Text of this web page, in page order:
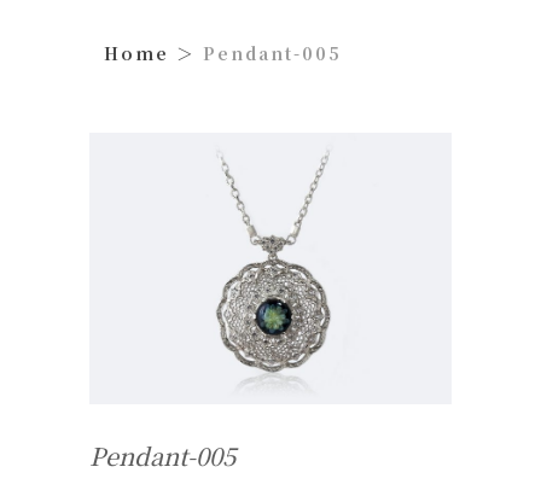
Pendant-005
Pendant-005